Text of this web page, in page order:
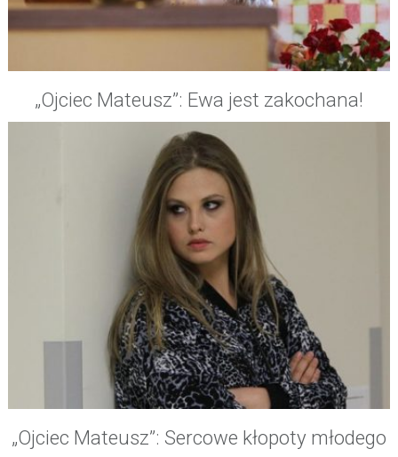
„Ojciec Mateusz”: Ewa jest zakochana!
„Ojciec Mateusz”: Sercowe kłopoty młodego